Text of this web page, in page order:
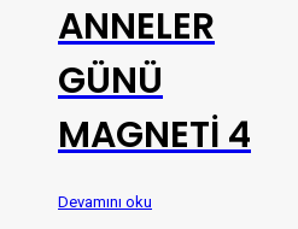
ANNELER
GÜNÜ
MAGNETİ 4
Devamını oku